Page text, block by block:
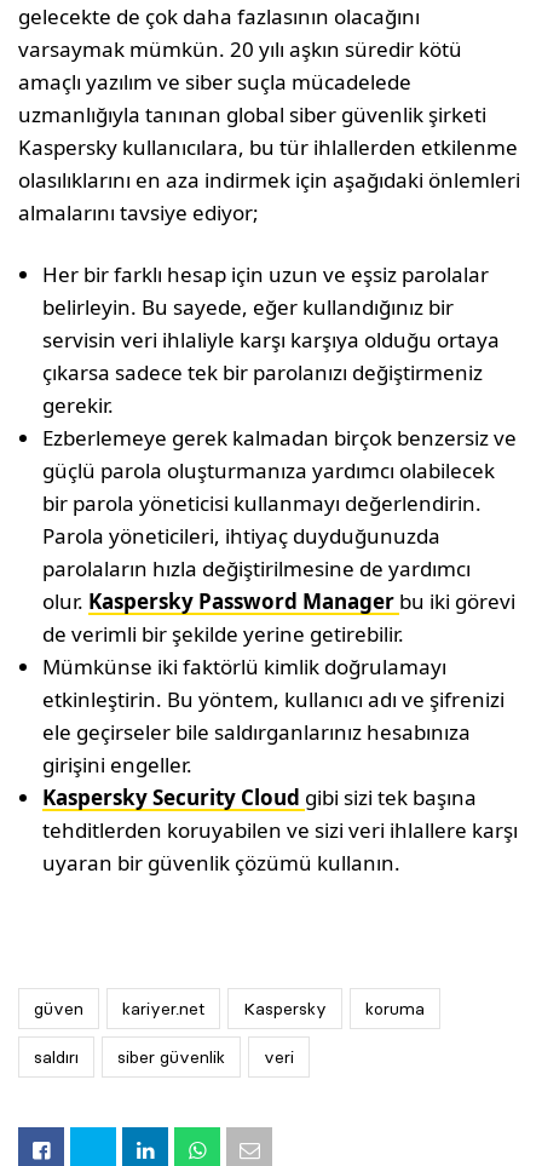
gelecekte de çok daha fazlasının olacağını
varsaymak mümkün. 20 yılı aşkın süredir kötü
amaçlı yazılım ve siber suçla mücadelede
uzmanlığıyla tanınan global siber güvenlik şirketi
Kaspersky kullanıcılara, bu tür ihlallerden etkilenme
olasılıklarını en aza indirmek için aşağıdaki önlemleri
almalarını tavsiye ediyor;
Her bir farklı hesap için uzun ve eşsiz parolalar
belirleyin. Bu sayede, eğer kullandığınız bir
servisin veri ihlaliyle karşı karşıya olduğu ortaya
çıkarsa sadece tek bir parolanızı değiştirmeniz
gerekir.
Ezberlemeye gerek kalmadan birçok benzersiz ve
güçlü parola oluşturmanıza yardımcı olabilecek
bir parola yöneticisi kullanmayı değerlendirin.
Parola yöneticileri, ihtiyaç duyduğunuzda
parolaların hızla değiştirilmesine de yardımcı
olur. Kaspersky Password Manager bu iki görevi
de verimli bir şekilde yerine getirebilir.
Mümkünse iki faktörlü kimlik doğrulamayı
etkinleştirin. Bu yöntem, kullanıcı adı ve şifrenizi
ele geçirseler bile saldırganlarınız hesabınıza
girişini engeller.
Kaspersky Security Cloud gibi sizi tek başına
tehditlerden koruyabilen ve sizi veri ihlallere karşı
uyaran bir güvenlik çözümü kullanın.
güven kariyer.net Kaspersky koruma
saldırı siber güvenlik veri